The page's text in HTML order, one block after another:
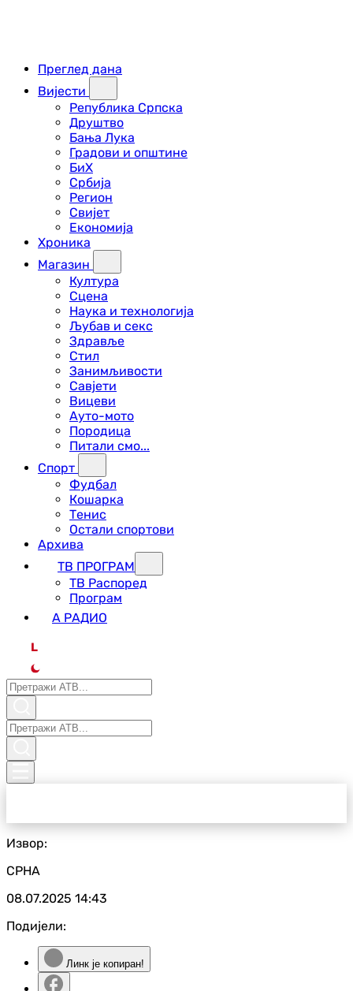
Преглед дана
Вијести
Република Српска
Друштво
Бања Лука
Градови и општине
БиХ
Србија
Регион
Свијет
Економија
Хроника
Магазин
Култура
Сцена
Наука и технологија
Љубав и секс
Здравље
Стил
Занимљивости
Савјети
Вицеви
Ауто-мото
Породица
Питали смо...
Спорт
Фудбал
Кошарка
Тенис
Остали спортови
Архива
ТВ ПРОГРАМ
ТВ Распоред
Програм
А РАДИО
L
Извор:
СРНА
08.07.2025 14:43
Подијели:
Линк је копиран!